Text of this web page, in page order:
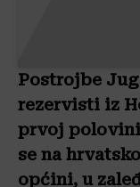
Postrojbe
rezervisti iz
prvoj polovini
se na
općini, u